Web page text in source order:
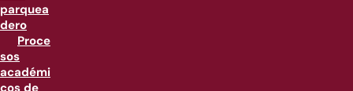
parquea
dero
Proce
sos
académi
cos de